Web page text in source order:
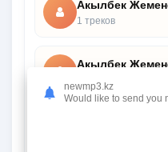
Акылбек
1 треков
Акылбек
newmp3.kz
Would like to send you